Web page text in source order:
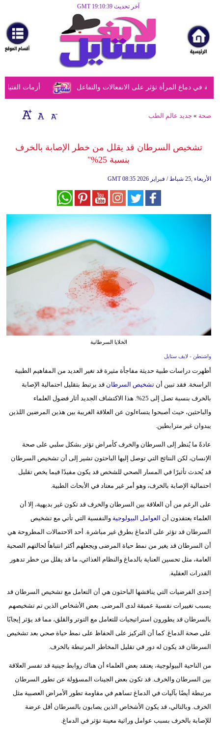
آخر تحديث GMT 19:10:39
مرأة
أزياء
أزياء
إسلامية
صحة
فيديو
مدوَنات
مشاكل
أزمات الفتيات دماغ المرأة تؤثر على الانفعالات والتفاعل
صحة » جديد عالم الطب
تشخيص السرطان قد يقلل من خطر الإصابة بالخرف
بنسبة 25%"
GMT 08:35 2026 الأربعاء ,25 شباط / فبراير
الخلايا السرطانية
واشنطن - لايف ستايل
أظهرت دراسات طبية حديثة مفاجأة مثيرة قد تغير العديد من المفاهيم الطبية
الراسخة. فقد تبين أن تشخيص السرطان قد يرتبط بتقليل احتمالية الإصابة
بالخرف بنسبة تصل إلى 25%. هذا الاكتشاف الجديد أثار فضول العلماء
والباحثين، حيث أصبحوا يتساءلون عن العلاقة الغريبة بين هذين المرضين اللذين
يبدوان غير مترابطين.
عادةً ما يُنظر إلى السرطان والخرف كأمراض تؤثر بشكل سلبي على صحة
الإنسان، لكن النتائج التي توصل إليها الباحثون تشير إلى أن تشخيص السرطان
قد يُحدث تأثيرًا في المسار الصحي للشخص قد يكون مفيدًا فيما يخص تقليل
احتمالية الإصابة بالخرف، وهو أمر غير معتاد في الأبحاث الطبية.
على الرغم من أن العلاقة بين السرطان والخرف قد تكون غير بديهية، إلا أن
العلماء يعتقدون أن العوامل البيولوجيةوالنفسية التي تأتي مع تشخيص
السرطان قد تؤثر على الدماغ بطرق غير مباشرة. أحد الاحتمالات المطروحة هي
أن السرطان قد يغير من نمط حياة المرضى ويجعلهم أكثر انتباهاً لحالتهم الصحية
العامة، مثل تحسين العناية بالدماغ والنظام الغذائي، ما قد يقلل من خطر تدهور
القدرات العقلية.
إحدى الفرضيات التي يناقشها الباحثون هي أن التعامل مع تشخيص السرطان قد
يسبب تغييرات نفسية عميقة لدى المرضى. بعض الأشخاص الذين تم تشخيصهم
بالسرطان قد يطورون استراتيجيات للتعامل مع التوتر والقلق، مما قد يؤثر إيجابًا
على صحة الدماغ. كما أن التركيز على الحفاظ على نمط حياة صحي بعد تشخيص
السرطان قد يكون له دور في تقليل المخاطر المرتبطة بالخرف.
من الناحية البيولوجية، يعتقد بعض العلماء أن هناك روابط جينية قد تفسر العلاقة
بين السرطان والخرف. قد تكون بعض الجينات المسؤولة عن تطور السرطان
مرتبطة أيضًا بآليات في الدماغ تساهم في مقاومة تطور الأمراض العصبية مثل
الخرف. وبالتالي، قد يكون الأشخاص الذين يصابون بالسرطان أقل عرضة
للإصابة بالخرف بسبب عوامل وراثية معينة تؤثر في الدماغ.